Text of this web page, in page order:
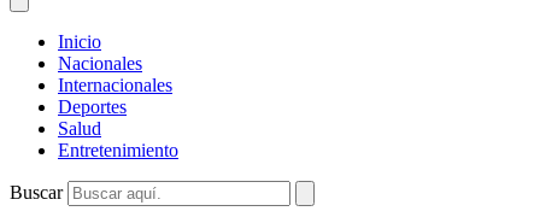
Inicio
Nacionales
Internacionales
Deportes
Salud
Entretenimiento
Buscar